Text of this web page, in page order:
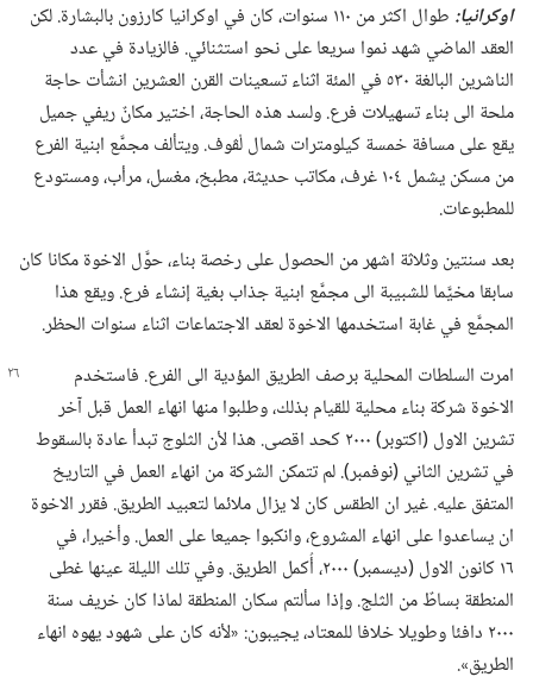
اوكرانيا:‏
طوال اكثر من ١١٠ سنوات،‏ كان في اوكرانيا كارزون بالبشارة.‏ لكن
العقد الماضي شهد نموا سريعا على نحو استثنائي.‏ فالزيادة في عدد
الناشرين البالغة ٥٣٠ في المئة اثناء تسعينات القرن العشرين انشأت حاجة
ملحة الى بناء تسهيلات فرع.‏ ولسد هذه الحاجة،‏ اختير مكانٌ ريفي جميل
يقع على مسافة خمسة كيلومترات شمال لْڤوف.‏ ويتألف مجمَّع ابنية الفرع
من مسكن يشمل ١٠٤ غرف،‏ مكاتب حديثة،‏ مطبخ،‏ مغسل،‏ مرأب،‏ ومستودع
للمطبوعات.‏
بعد سنتين وثلاثة اشهر من الحصول على رخصة بناء،‏ حوَّل الاخوة مكانا كان
سابقا مخيَّما للشبيبة الى مجمَّع ابنية جذاب بغية إنشاء فرع.‏ ويقع هذا
المجمَّع في غابة استخدمها الاخوة لعقد الاجتماعات اثناء سنوات الحظر.‏
امرت السلطات المحلية برصف الطريق المؤدية الى الفرع.‏ فاستخدم
الاخوة شركة بناء محلية للقيام بذلك،‏ وطلبوا منها انهاء العمل قبل آخر
تشرين الاول (‏اكتوبر)‏ ٢٠٠٠ كحد اقصى.‏ هذا لأن الثلوج تبدأ عادة بالسقوط
في تشرين الثاني (‏نوفمبر)‏.‏ لم تتمكن الشركة من انهاء العمل في التاريخ
المتفق عليه.‏ غير ان الطقس كان لا يزال ملائما لتعبيد الطريق.‏ فقرر الاخوة
ان يساعدوا على انهاء المشروع،‏ وانكبوا جميعا على العمل.‏ وأخيرا،‏ في
١٦ كانون الاول (‏ديسمبر)‏ ٢٠٠٠،‏ أُكمل الطريق.‏ وفي تلك الليلة عينها غطى
المنطقة بساطٌ من الثلج.‏ وإذا سألتم سكان المنطقة لماذا كان خريف سنة
٢٠٠٠ دافئا وطويلا خلافا للمعتاد،‏ يجيبون:‏ «لأنه كان على شهود يهوه انهاء
الطريق».‏